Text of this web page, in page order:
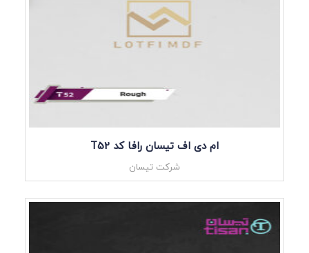
ام دی اف تیسان رافا کد T52
شرکت تیسان